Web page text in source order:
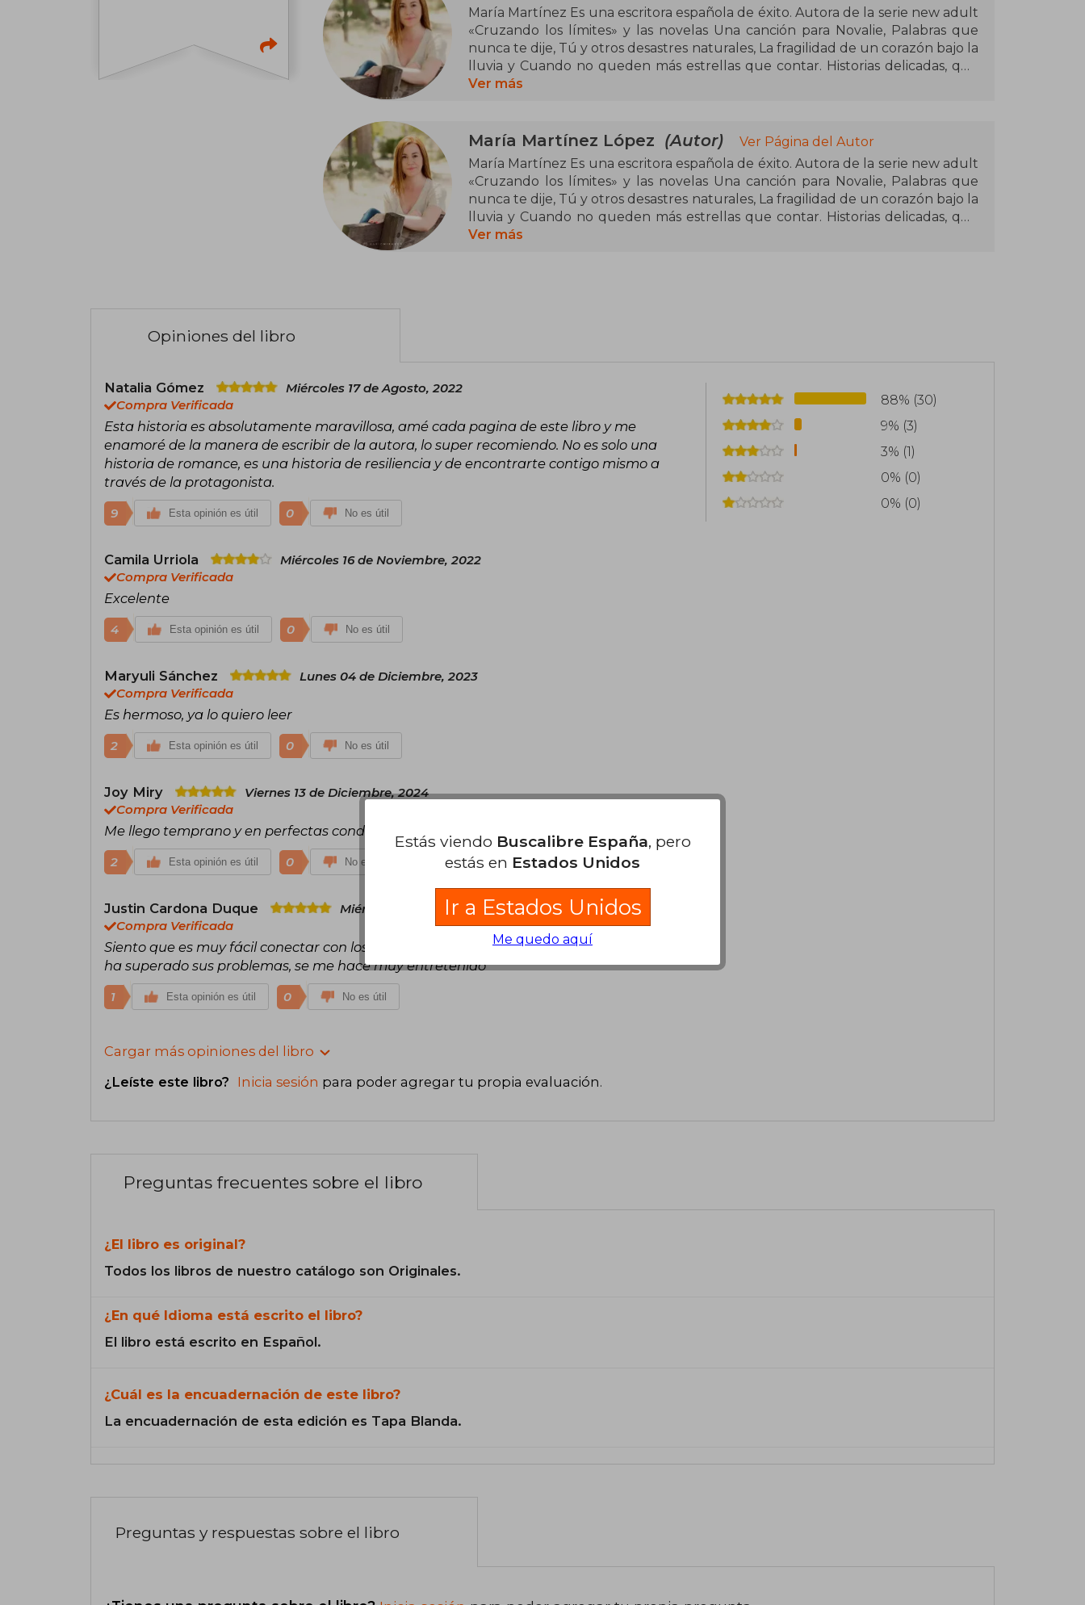
María Martínez Es una escritora española de éxito. Autora de la serie new adult
«Cruzando los límites» y las novelas Una canción para Novalie, Palabras que
nunca te dije, Tú y otros desastres naturales, La fragilidad de un corazón bajo la
lluvia y Cuando no queden más estrellas que contar. Historias delicadas, que
tratan la complejidad de las emociones, y temas como la familia y la identidad.
Ver más
María Martínez López (Autor)
Ver Página del Autor
María Martínez Es una escritora española de éxito. Autora de la serie new adult
«Cruzando los límites» y las novelas Una canción para Novalie, Palabras que
nunca te dije, Tú y otros desastres naturales, La fragilidad de un corazón bajo la
lluvia y Cuando no queden más estrellas que contar. Historias delicadas, que
tratan la complejidad de las emociones, y temas como la familia y la identidad.
Ver más
Opiniones del libro
Natalia Gómez
Miércoles 17 de Agosto, 2022
Compra Verificada
Esta historia es absolutamente maravillosa, amé cada pagina de este libro y me
enamoré de la manera de escribir de la autora, lo super recomiendo. No es solo una
historia de romance, es una historia de resiliencia y de encontrarte contigo mismo a
través de la protagonista.
9 Esta opinión es útil 0 No es útil
Camila Urriola
Miércoles 16 de Noviembre, 2022
Compra Verificada
Excelente
4 Esta opinión es útil 0 No es útil
Maryuli Sánchez
Lunes 04 de Diciembre, 2023
Compra Verificada
Es hermoso, ya lo quiero leer
2 Esta opinión es útil 0 No es útil
Joy Miry
Viernes 13 de Diciembre, 2024
Compra Verificada
Me llego temprano y en perfectas condiciones :D
2 Esta opinión es útil 0 No es útil
Justin Cardona Duque
Miércoles 09 de Julio, 2025
Compra Verificada
Siento que es muy fácil conectar con los personajes, ver el cambio de cada uno y como
ha superado sus problemas, se me hace muy entretenido
1 Esta opinión es útil 0 No es útil
Cargar más opiniones del libro
¿Leíste este libro? Inicia sesión para poder agregar tu propia evaluación.
88% (30)
9% (3)
3% (1)
0% (0)
0% (0)
Preguntas frecuentes sobre el libro
¿El libro es original?
Todos los libros de nuestro catálogo son Originales.
¿En qué Idioma está escrito el libro?
El libro está escrito en Español.
¿Cuál es la encuadernación de este libro?
La encuadernación de esta edición es Tapa Blanda.
Preguntas y respuestas sobre el libro
Estás viendo Buscalibre España, pero
estás en Estados Unidos
Ir a Estados Unidos
Me quedo aquí